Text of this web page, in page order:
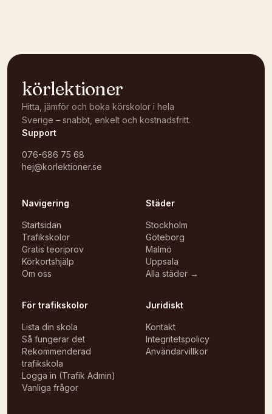
körlektioner
Hitta, jämför och boka körskolor i hela
Sverige – snabbt, enkelt och kostnadsfritt.
Support
076-686 75 68
hej@korlektioner.se
Navigering
Startsidan
Trafikskolor
Gratis teoriprov
Körkortshjälp
Om oss
Städer
Stockholm
Göteborg
Malmö
Uppsala
Alla städer →
För trafikskolor
Lista din skola
Så fungerar det
Rekommenderad
trafikskola
Logga in (Trafik Admin)
Vanliga frågor
Juridiskt
Kontakt
Integritetspolicy
Användarvillkor